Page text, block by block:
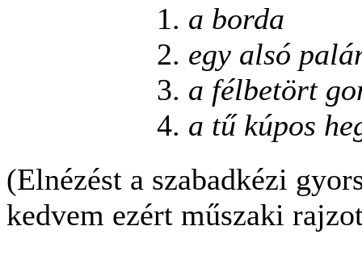
a borda
egy alsó
a félbetört
a tű kúpos
(Elnézést a szabadkézi
kedvem ezért műszaki